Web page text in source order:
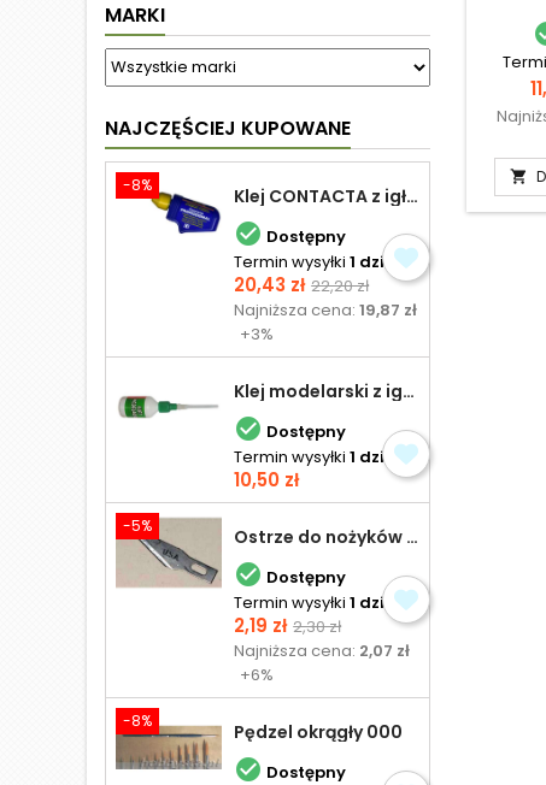
MARKI
NAJCZĘŚCIEJ KUPOWANE
-8% Klej CONTACTA z igłą do plastiku 25,0 g
 Dostępny
Termin wysyłki 1 dzień
Cena
20,43 zł Cena
podstawowa
22,20 zł
Najniższa cena:19,87 zł
+3%
Klej modelarski z igłą 30 ml
 Dostępny
Termin wysyłki 1 dzień
Cena
10,50 zł
-5% Ostrze do nożyków Excel
 Dostępny
Termin wysyłki 1 dzień
Cena
2,19 zł Cena
podstawowa
2,30 zł
Najniższa cena: 2,07 zł
+6%
-8% Pędzel okrągły 000
 Dostępny
